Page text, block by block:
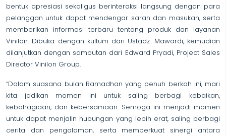
bentuk apresiasi sekaligus berinteraksi langsung dengan para
pelanggan untuk dapat mendengar saran dan masukan, serta
memberikan informasi terbaru tentang produk dan layanan
Vinilon. Dibuka dengan kultum dari Ustadz. Mawardi, kemudian
dilanjutkan dengan sambutan dari Edward Pryadi, Project Sales
Director Vinilon Group.
“Dalam suasana bulan Ramadhan yang penuh berkah ini, mari
kita jadikan momen ini untuk saling berbagi kebaikan,
kebahagiaan, dan kebersamaan. Semoga ini menjadi momen
untuk dapat menjalin hubungan yang lebih erat, saling berbagi
cerita dan pengalaman, serta memperkuat sinergi antara